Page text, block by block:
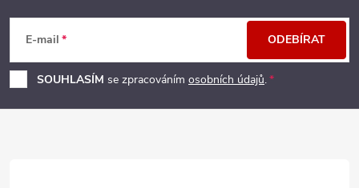
p
a
E-mail
SOUHLASÍM se zpracováním osobních údajů.
ODEBÍRAT